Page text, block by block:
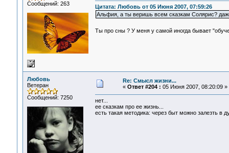
Сообщений: 263
Цитата: Любовь от 05 Июня 2007, 07:59:26
Альфия, а ты веришь всем сказкам Солярис?
Ты про сны ? У меня у самой иногда бывает
Любовь
Ветеран
Сообщений: 7250
Re: Смысл жизни...
« Ответ #204 : 05 Июня 2007, 08:20:09 »
нет...
ее сказкам про ее жизнь...
есть такая методика: через быт можно залезть в